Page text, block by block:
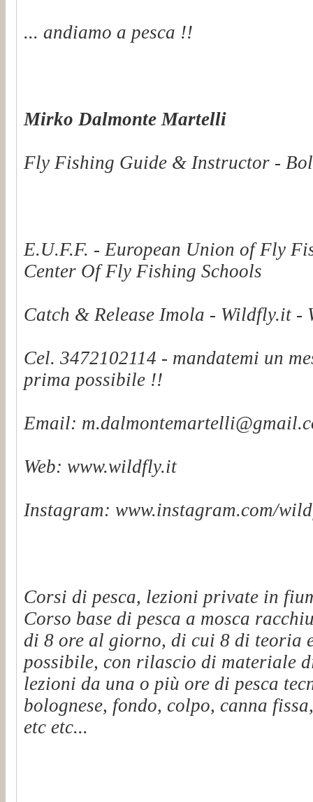
... andiamo a pesca !!
Mirko Dalmonte Martelli
Fly Fishing Guide & Instructor -
E.U.F.F. - European Union of Fly
Center Of Fly Fishing Schools
Catch & Release Imola - Wildfly.it
Cel. 3472102114 - mandatemi un
prima possibile !!
Email:
Web: www.wildfly.it
Instagram: www.instagram.com/
Corsi di pesca, lezioni private in
Corso base di pesca a mosca
di 8 ore al giorno, di cui 8 di teoria
possibile, con rilascio di materiale
lezioni da una o più ore di pesca
bolognese, fondo, colpo, canna
etc etc...